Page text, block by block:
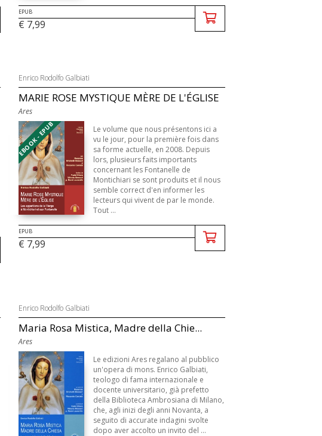
EPUB
€ 7,99
Enrico Rodolfo Galbiati
MARIE ROSE MYSTIQUE MÈRE DE L'ÉGLISE
Ares
EBOOK - EPUB
Le volume que nous présentons ici a
vu le jour, pour la première fois dans
sa forme actuelle, en 2008. Depuis
lors, plusieurs faits importants
concernant les Fontanelle de
Montichiari se sont produits et il nous
semble correct d'en informer les
lecteurs qui vivent de par le monde.
Tout ...
EPUB
€ 7,99
Enrico Rodolfo Galbiati
Maria Rosa Mistica, Madre della Chie...
Ares
Le edizioni Ares regalano al pubblico
un'opera di mons. Enrico Galbiati,
teologo di fama internazionale e
docente universitario, già prefetto
della Biblioteca Ambrosiana di Milano,
che, agli inizi degli anni Novanta, a
seguito di accurate indagini svolte
dopo aver accolto un invito del ...